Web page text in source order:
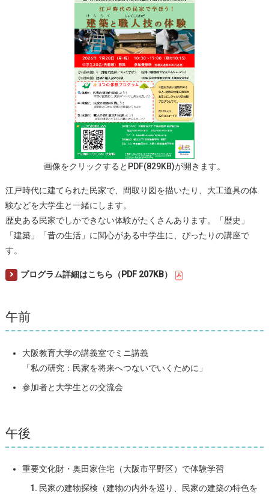
画像をクリックするとPDF(829KB)が開きます。
江戸時代に建てられた民家で、間取り図を描いたり、大工道具の体
験などを大学生と一緒にします。
歴史ある民家でしかできない体験がたくさんあります。「歴史」
「建築」「昔の生活」に関心がある中学生に、ぴったりの講座で
す。
プログラム詳細はこちら（PDF 207KB）
午前
大阪教育大学の講義室でミニ講義
「私の研究：民家を将来へつないでいくために」
参加者と大学生との交流会
午後
重要文化財・奥田家住宅（大阪市平野区）で体験学習
民家の建物探検（建物の内外を巡り、民家の建築の特色を